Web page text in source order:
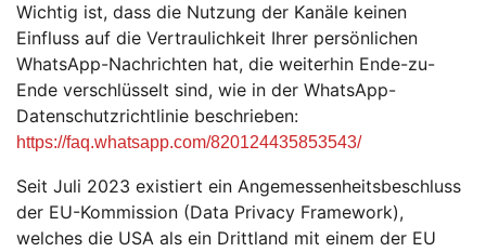
Wichtig ist, dass die Nutzung der Kanäle keinen
Einfluss auf die Vertraulichkeit Ihrer persönlichen
WhatsApp-Nachrichten hat, die weiterhin Ende-zu-
Ende verschlüsselt sind, wie in der WhatsApp-
Datenschutzrichtlinie beschrieben:
https://faq.whatsapp.com/820124435853543/
Seit Juli 2023 existiert ein Angemessenheitsbeschluss
der EU-Kommission (Data Privacy Framework),
welches die USA als ein Drittland mit einem der EU